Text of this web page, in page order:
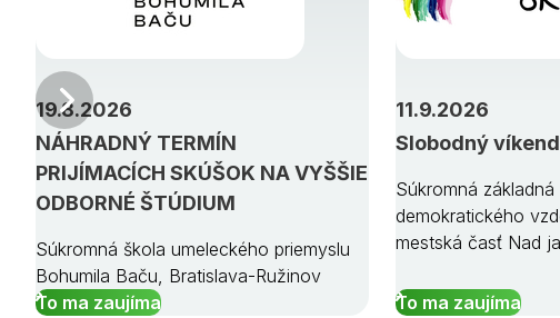
NÁHRADNÝ TERMÍN
PRIJÍMACÍCH SKÚŠOK NA VYŠŠIE
ODBORNÉ ŠTÚDIUM
19.8.2026
Súkromná škola umeleckého priemyslu
Bohumila Baču, Bratislava-Ružinov
To ma zaujíma
Slobodný víkend
11.9.2026
Súkromná
demokratického
mestská časť Nad
To ma zaujíma
Predchádzajúci